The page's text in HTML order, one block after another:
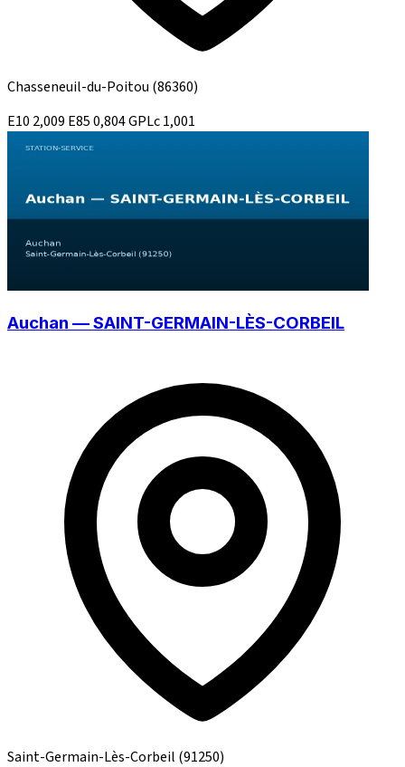
Chasseneuil-du-Poitou (86360)
E10 2,009 E850,804GPLc1,001
Auchan — SAINT-GERMAIN-LÈS-CORBEIL
Saint-Germain-Lès-Corbeil (91250)